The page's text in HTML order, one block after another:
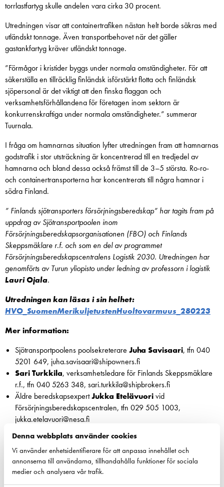
Denna webbplats använder cookies
Vi använder enhetsidentifierare för att anpassa innehållet och
annonserna till användarna, tillhandahålla funktioner för sociala
medier och analysera vår trafik.
torrlastfartyg skulle andelen vara cirka 30 procent.
Utredningen visar att containertrafiken nästan helt borde säkras med
utländskt tonnage. Även transportbehovet när det gäller
gastankfartyg kräver utländskt tonnage.
”Förmågor i kristider byggs under normala omständigheter. För att
säkerställa en tillräcklig finländsk isförstärkt flotta och finländsk
sjöpersonal är det viktigt att den finska flaggan och
verksamhetsförhållandena för företagen inom sektorn är
konkurrenskraftiga under normala omständigheter.” summerar
Tuurnala.
I fråga om hamnarnas situation lyfter utredningen fram att hamnarnas
godstrafik i stor utsträckning är koncentrerad till en tredjedel av
hamnarna och bland dessa också främst till de 3–5 största. Ro-ro-
och containertransporterna har koncentrerats till några hamnar i
södra Finland.
” Finlands sjötransporters försörjningsberedskap” har tagits fram på
uppdrag av Sjötransportpoolen inom
Försörjningsberedskapsorganisationen (FBO) och Finlands
Skeppsmäklare r.f. och som en del av programmet
Försörjningsberedskapscentralens Logistik 2030. Utredningen har
genomförts av Turun yliopisto under ledning av professorn i logistik
Lauri Ojala.
Utredningen kan läsas i sin helhet:
HVO_SuomenMerikuljetustenHuoltovarmuus_280223
Mer information:
Sjötransportpoolens poolsekreterare Juha Savisaari, tfn 040
5201 649, juha.savisaari@shipowners.fi
Sari Turkkila, verksamhetsledare för Finlands Skeppsmäklare
r.f., tfn 040 5263 348, sari.turkkila@shipbrokers.fi
Äldre beredskapsexpertJukka Etelävuorivid
Försörjningsberedskapscentralen, tfn 029 505 1003,
jukka.etelavuori@nesa.fi
Dela: